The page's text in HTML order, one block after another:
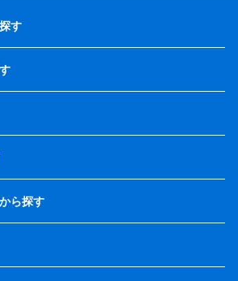
す
ら探す